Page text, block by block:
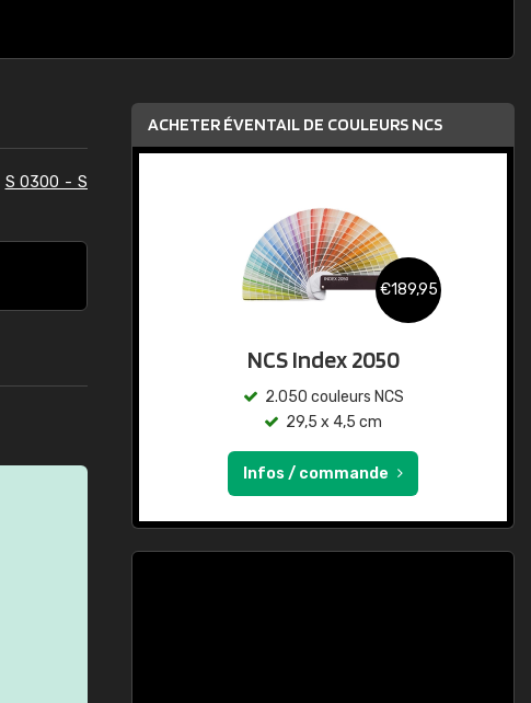
S 0300 - S
ACHETER ÉVENTAIL DE COULEURS NCS
€189,95
NCS Index 2050
2.050 couleurs NCS
29,5 x 4,5 cm
Infos / commande